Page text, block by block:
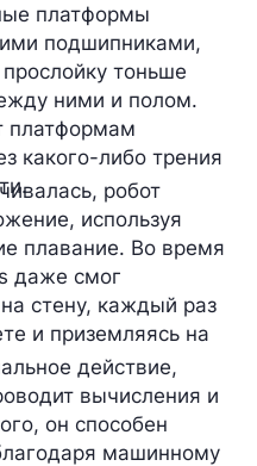
платформы
подшипниками,
тоньше
ними и полом.
платформам
какого-либо трения
робот
используя
плавание. Во время
даже смог
стену, каждый раз
и приземляясь на
действие,
вычисления и
он способен
машинному